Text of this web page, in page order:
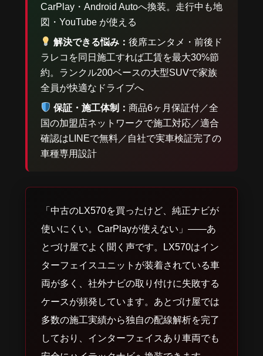
CarPlay・Android Autoへ換装。走行中も地
図・YouTube が使える
解決できる悩み：後席エンタメ・前後ド
ラレコを同日施工すれば工賃を最大30%節
約。ランクル200ベースの大型SUVで家族
全員が快適なドライブへ
保証・施工体制：商品6ヶ月保証付／全
国の加盟店ネットワークで施工対応／適合
確認はLINEで無料／自社で実車検証完了の
車種専用設計
「中古のLX570を買ったけど、純正ナビが
使いにくい。CarPlayが使えない」——あ
とづけ屋でよく聞く声です。LX570はイン
ターフェイスユニットが装着されている車
両が多く、社外ナビの取り付けに失敗する
ケースが頻発しています。あとづけ屋では
多数の施工実績から独自の配線解析を完了
しており、インターフェイスあり車両でも